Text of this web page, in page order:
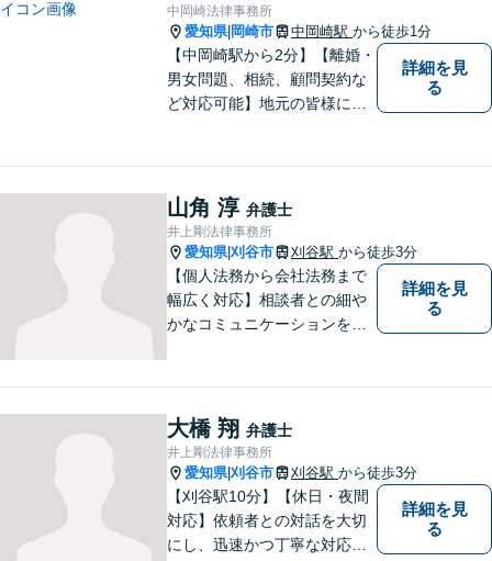
中岡崎法律事務所
愛知県| 岡崎市 中岡崎駅 から徒歩1分
【中岡崎駅から2分】【離婚・
男女問題、相続、顧問契約な
ど対応可能】地元の皆様にご
詳細を見
る
山角 淳 弁護士
井上剛法律事務所
愛知県|刈谷市 刈谷駅 から徒歩3分
【個人法務から会社法務まで
幅広く対応】相談者との細や
かなコミュニケーションを大
ら、お早めにご相談くださ
い。【JR在来線「刈谷駅」4
分】【駐車場あり】
詳細を見
る
大橋 翔 弁護士
井上剛法律事務所
愛知県|刈谷市 刈谷駅 から徒歩3分
【刈谷駅10分】【休日・夜間
対応】依頼者との対話を大切
にし、迅速かつ丁寧な対応を
詳細を見
る